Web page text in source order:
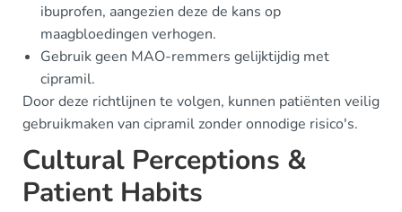
ibuprofen, aangezien deze de kans op
maagbloedingen verhogen.
Gebruik geen MAO-remmers gelijktijdig met
cipramil.
Door deze richtlijnen te volgen, kunnen patiënten veilig
gebruikmaken van cipramil zonder onnodige risico's.
Cultural Perceptions &
Patient Habits